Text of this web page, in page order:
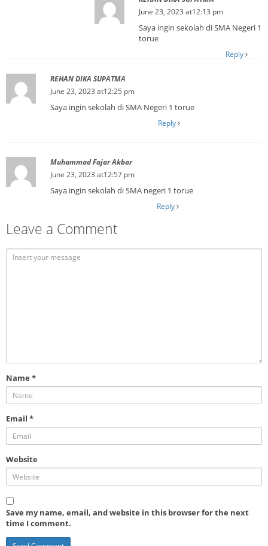
June 23, 2023 at12:13 pm
Saya ingin sekolah di SMA Negeri 1
torue
Reply
REHAN DIKA SUPATMA
June 23, 2023 at12:25 pm
Saya ingin sekolah di SMA Negeri 1 torue
Reply
Muhammad Fajar Akbar
June 23, 2023 at12:57 pm
Saya ingin sekolah di SMA negeri 1 torue
Reply
Leave a Comment
Name *
Email *
Website
Save my name, email, and website in this browser for the next
time I comment.